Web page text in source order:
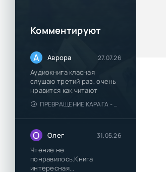
Комментируют
А Аврора 27.07.26
Аудиокнига класная
слушаю третий раз, очень
нравится как читают
ПРЕВРАЩЕНИЕ КАРАГА - КАТЯ БРАНДИС
О Олег 31.05.26
Чтение не
понравилось.Книга
интересная...